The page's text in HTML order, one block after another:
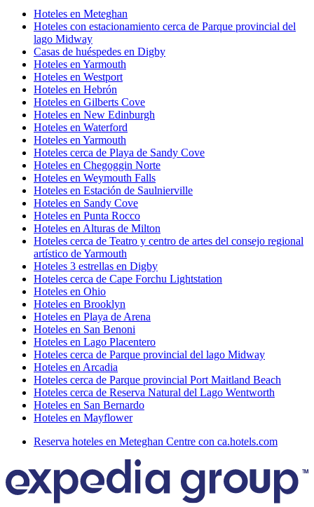
Hoteles en Meteghan
Hoteles con estacionamiento cerca de Parque provincial del
lago Midway
Casas de huéspedes en Digby
Hoteles en Yarmouth
Hoteles en Westport
Hoteles en Hebrón
Hoteles en Gilberts Cove
Hoteles en New Edinburgh
Hoteles en Waterford
Hoteles en Yarmouth
Hoteles cerca de Playa de Sandy Cove
Hoteles en Chegoggin Norte
Hoteles en Weymouth Falls
Hoteles en Estación de Saulnierville
Hoteles en Sandy Cove
Hoteles en Punta Rocco
Hoteles en Alturas de Milton
Hoteles cerca de Teatro y centro de artes del consejo regional
artístico de Yarmouth
Hoteles 3 estrellas en Digby
Hoteles cerca de Cape Forchu Lightstation
Hoteles en Ohio
Hoteles en Brooklyn
Hoteles en Playa de Arena
Hoteles en San Benoni
Hoteles en Lago Placentero
Hoteles cerca de Parque provincial del lago Midway
Hoteles en Arcadia
Hoteles cerca de Parque provincial Port Maitland Beach
Hoteles cerca de Reserva Natural del Lago Wentworth
Hoteles en San Bernardo
Hoteles en Mayflower
Reserva hoteles en Meteghan Centre con ca.hotels.com